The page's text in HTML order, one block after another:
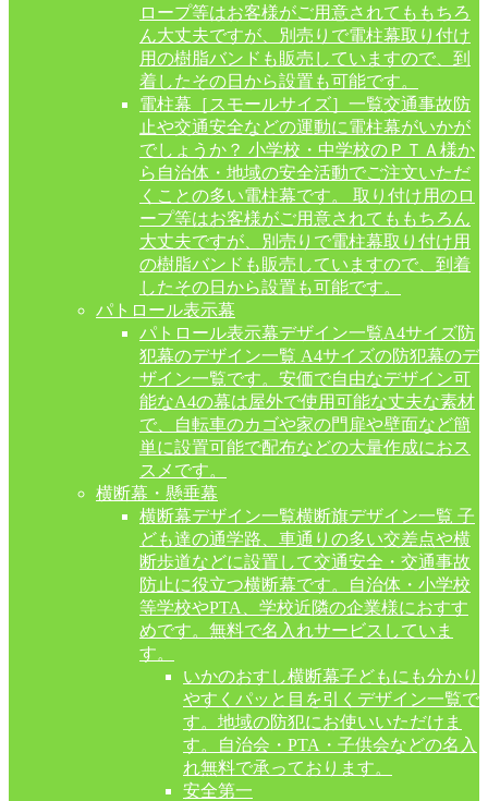
ロープ等はお客様がご用意されてももちろ
ん大丈夫ですが、別売りで電柱幕取り付け
用の樹脂バンドも販売していますので、到
着したその日から設置も可能です。
電柱幕［スモールサイズ］一覧交通事故防
止や交通安全などの運動に電柱幕がいかが
でしょうか？ 小学校・中学校のＰＴＡ様か
ら自治体・地域の安全活動でご注文いただ
くことの多い電柱幕です。 取り付け用のロ
ープ等はお客様がご用意されてももちろん
大丈夫ですが、別売りで電柱幕取り付け用
の樹脂バンドも販売していますので、到着
したその日から設置も可能です。
パトロール表示幕
パトロール表示幕デザイン一覧A4サイズ防
犯幕のデザイン一覧 A4サイズの防犯幕のデ
ザイン一覧です。安価で自由なデザイン可
能なA4の幕は屋外で使用可能な丈夫な素材
で、自転車のカゴや家の門扉や壁面など簡
単に設置可能で配布などの大量作成におス
スメです。
横断幕・懸垂幕
横断幕デザイン一覧横断旗デザイン一覧 子
ども達の通学路、車通りの多い交差点や横
断歩道などに設置して交通安全・交通事故
防止に役立つ横断幕です。自治体・小学校
等学校やPTA、学校近隣の企業様におすす
めです。無料で名入れサービスしていま
す。
いかのおすし横断幕子どもにも分かり
やすくパッと目を引くデザイン一覧で
す。地域の防犯にお使いいただけま
す。自治会・PTA・子供会などの名入
れ無料で承っております。
安全第一